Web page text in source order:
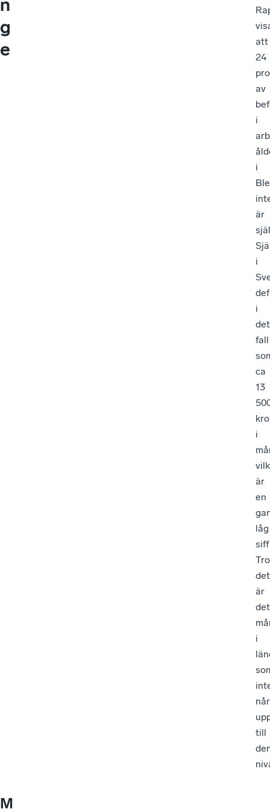
n
g
e
att
24
av
i
i
är
i
i
fall
ca
13
i
är
en
låg
är
det
i
når
till
M